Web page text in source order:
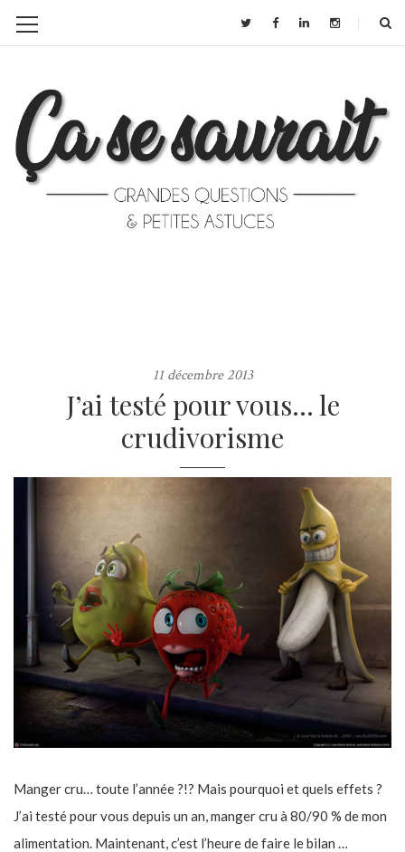
11 décembre 2013
J’ai testé pour vous… le
crudivorisme
Manger cru… toute l’année ?!? Mais pourquoi et quels effets ?
J’ai testé pour vous depuis un an, manger cru à 80/90 % de mon
alimentation. Maintenant, c’est l’heure de faire le bilan …